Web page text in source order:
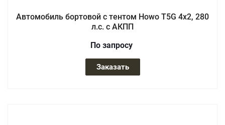
Автомобиль бортовой с тентом Howo T5G 4x2, 280
л.с. с АКПП
По запросу
Заказать